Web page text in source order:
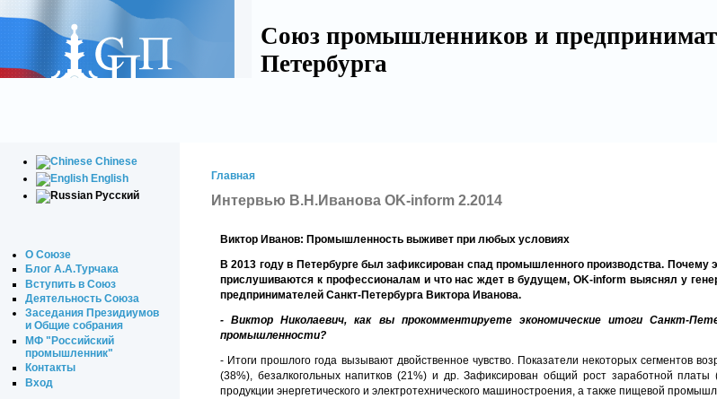
Союз промышленников и
Петербурга
Chinese
English
Русский
О Союзе
Блог А.А.Турчака
Вступить в Союз
Деятельность Союза
Заседания Президиумов
и Общие собрания
МФ "Российский
промышленник"
Контакты
Вход
Главная
Интервью В.Н.Иванова OK-inform 2.2014
Виктор Иванов: Промышленность выживет при любых условиях
В 2013 году в Петербурге был зафиксирован спад промышленного производства. Почему
прислушиваются к профессионалам и что нас ждет в будущем, OK-inform выяснял у
предпринимателей Санкт-Петербурга Виктора Иванова.
- Виктор Николаевич, как вы прокомментируете экономические итоги Санкт-
промышленности?
- Итоги прошлого года вызывают двойственное чувство. Показатели некоторых сегментов
(38%), безалкогольных напитков (21%) и др. Зафиксирован общий рост заработной
продукции энергетического и электротехнического машиностроения, а также пищевой